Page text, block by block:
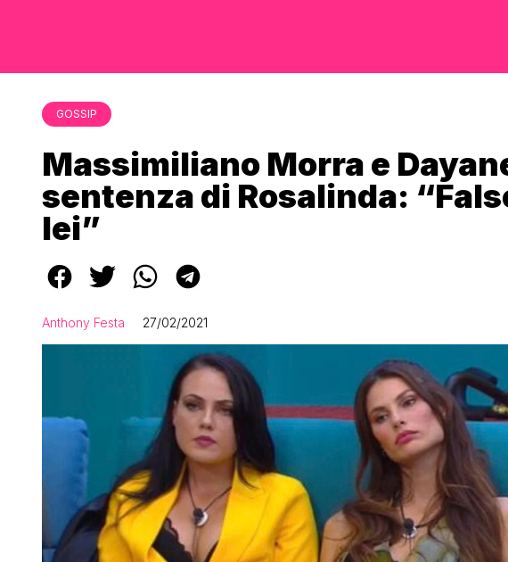
GOSSIP
Massimiliano Morra e
sentenza di Rosalinda:
lei”
Anthony Festa 27/02/2021